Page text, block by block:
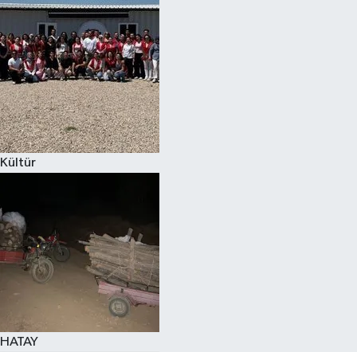
Kültür
HATAY
Spor
Teknoloji
Yaşam